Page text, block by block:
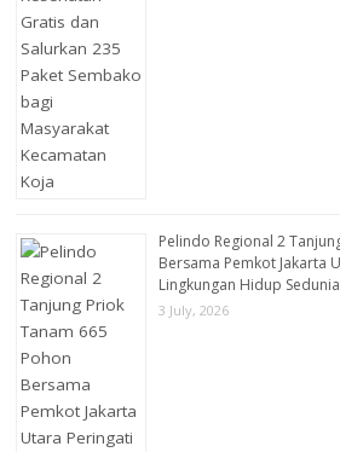
Pelindo Regional 2
Bersama Pemkot Jakarta
Lingkungan Hidup
3 July, 2026